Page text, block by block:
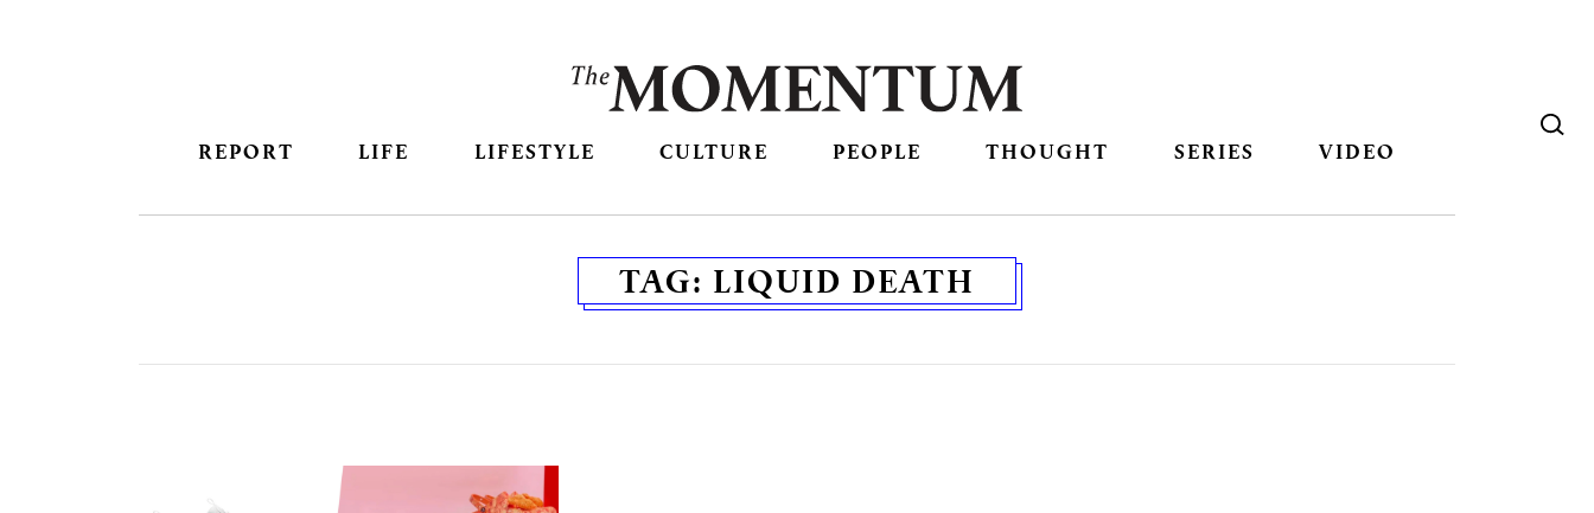
REPORT LIFE LIFESTYLE CULTURE PEOPLE THOUGHT SERIES VIDEO
TAG: LIQUID DEATH